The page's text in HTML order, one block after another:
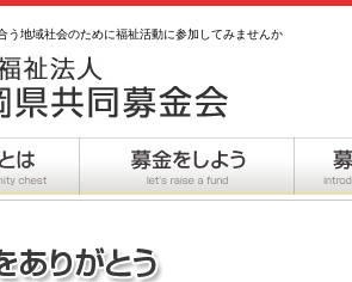
う地域社会のために福祉活動に参加してみませんか